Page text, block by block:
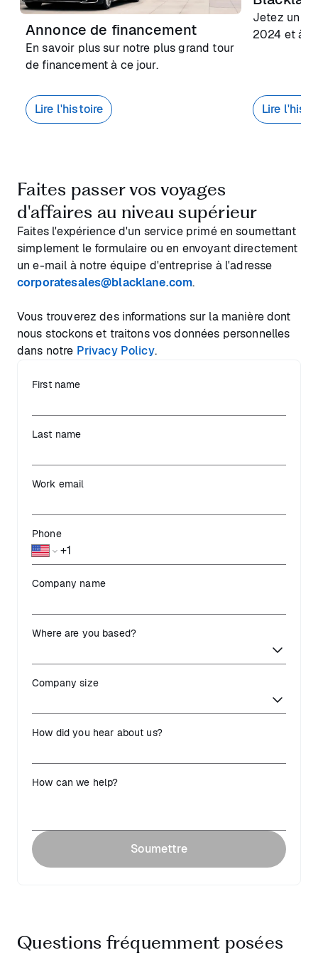
Annonce de financement
En savoir plus sur notre plus grand tour
de financement à ce jour.
Lire l'histoire
Jetez un
2024 et à
Lire
Faites passer vos voyages
d'affaires au niveau supérieur
Faites l'expérience d'un service primé en soumettant
simplement le formulaire ou en envoyant directement
un e-mail à notre équipe d'entreprise à l'adresse
corporatesales@blacklane.com.
Vous trouverez des informations sur la manière dont
nous stockons et traitons vos données personnelles
dans notre Privacy Policy.
First name
Last name
Work email
Phone
Company name
Where are you based?
Company size
How did you hear about us?
How can we help?
Soumettre
Questions fréquemment posées